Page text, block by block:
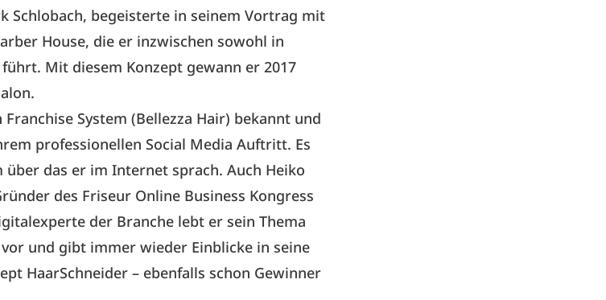
Schlobach, begeisterte in seinem Vortrag mit
House, die er inzwischen sowohl in
Mit diesem Konzept gewann er 2017
.
System (Bellezza Hair) bekannt und
professionellen Social Media Auftritt. Es
das er im Internet sprach. Auch Heiko
des Friseur Online Business Kongress
der Branche lebt er sein Thema
und gibt immer wieder Einblicke in seine
HaarSchneider – ebenfalls schon Gewinner